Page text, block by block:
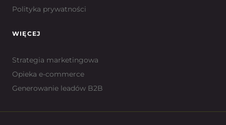
Polityka prywatności
WIĘCEJ
Strategia marketingowa
Opieka e-commerce
Generowanie leadów B2B